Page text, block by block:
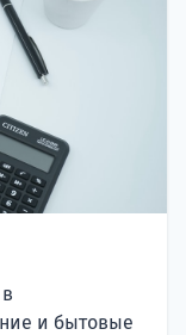
и бытовые